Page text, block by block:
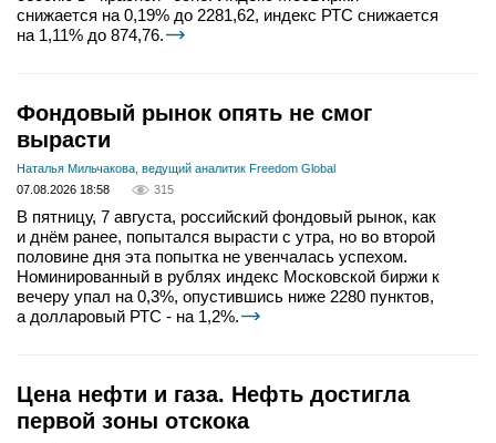
снижается на 0,19% до 2281,62, индекс РТС снижается
на 1,11% до 874,76.
Фондовый рынок опять не смог
вырасти
Наталья Мильчакова, ведущий аналитик Freedom Global
07.08.2026 18:58
315
В пятницу, 7 августа, российский фондовый рынок, как
и днём ранее, попытался вырасти с утра, но во второй
половине дня эта попытка не увенчалась успехом.
Номинированный в рублях индекс Московской биржи к
вечеру упал на 0,3%, опустившись ниже 2280 пунктов,
а долларовый РТС - на 1,2%.
Цена нефти и газа. Нефть достигла
первой зоны отскока